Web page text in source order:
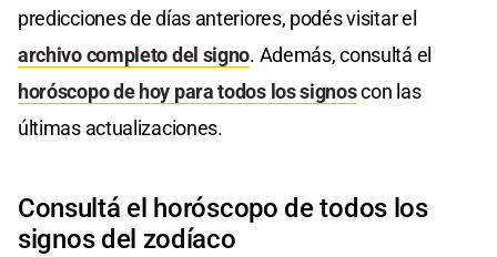
predicciones de días anteriores, podés visitar el
archivo completo del signo. Además, consultá el
horóscopo de hoy para todos los signoscon las
últimas actualizaciones.
Consultá el horóscopo de todos los
signos del zodíaco